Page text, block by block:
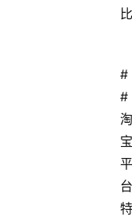
比
#
#
淘
宝
平
台
特